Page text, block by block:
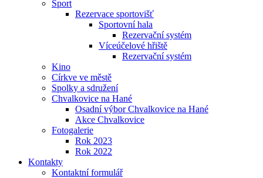
Sport
Rezervace sportovišť
Sportovní hala
Rezervační systém
Víceúčelové hřiště
Rezervační systém
Kino
Církve ve městě
Spolky a sdružení
Chvalkovice na Hané
Osadní výbor Chvalkovice na Hané
Akce Chvalkovice
Fotogalerie
Rok 2023
Rok 2022
Kontakty
Kontaktní formulář